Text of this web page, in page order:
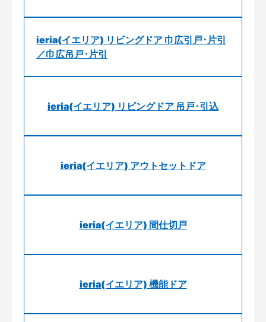
ieria(イエリア) リビングドア 巾広引戸･片引
／巾広吊戸･片引
ieria(イエリア) リビングドア 吊戸･引込
ieria(イエリア) アウトセットドア
ieria(イエリア) 間仕切戸
ieria(イエリア) 機能ドア